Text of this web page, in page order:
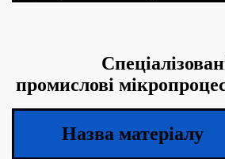
промислові
Назва матеріалу